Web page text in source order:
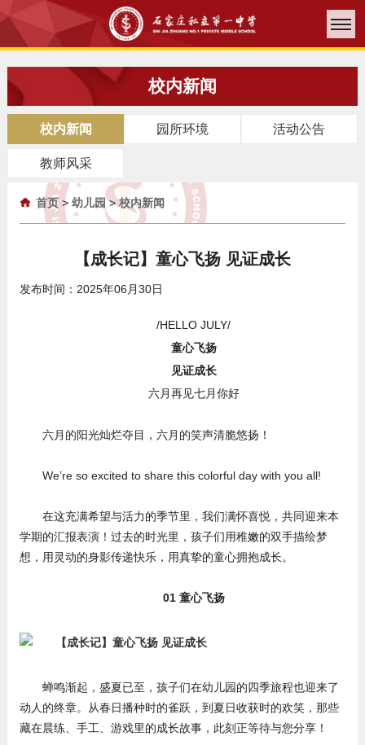
校内新闻
校内新闻 园所环境 活动公告
教师风采
首页> 幼儿园>校内新闻
【成长记】童心飞扬 见证成长
发布时间：2025年06月30日
/HELLO JULY/
童心飞扬
见证成长
六月再见七月你好
六月的阳光灿烂夺目，六月的笑声清脆悠扬！
We’re so excited to share this colorful day with you all!
在这充满希望与活力的季节里，我们满怀喜悦，共同迎来本
学期的汇报表演！过去的时光里，孩子们用稚嫩的双手描绘梦
想，用灵动的身影传递快乐，用真挚的童心拥抱成长。
01 童心飞扬
蝉鸣渐起，盛夏已至，孩子们在幼儿园的四季旅程也迎来了
动人的终章。从春日播种时的雀跃，到夏日收获时的欢笑，那些
藏在晨练、手工、游戏里的成长故事，此刻正等待与您分享！